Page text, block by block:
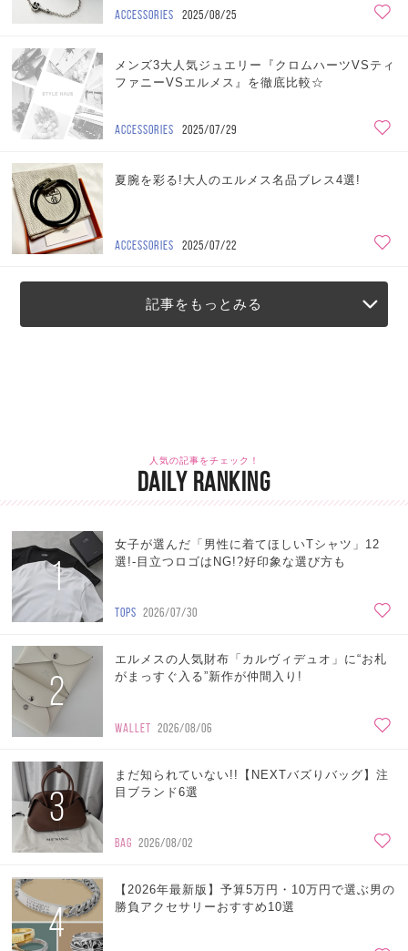
ACCESSORIES 2025/08/25
メンズ3大人気ジュエリー『クロムハーツVSティ
ファニーVSエルメス』を徹底比較☆
ACCESSORIES 2025/07/29
夏腕を彩る!大人のエルメス名品ブレス4選!
ACCESSORIES 2025/07/22
記事をもっとみる
人気の記事をチェック！
DAILY RANKING
1
女子が選んだ「男性に着てほしいTシャツ」12
選!-目立つロゴはNG!?好印象な選び方も
TOPS 2026/07/30
2
エルメスの人気財布「カルヴィデュオ」に“お札
がまっすぐ入る”新作が仲間入り!
WALLET 2026/08/06
3
まだ知られていない!!【NEXTバズりバッグ】注
目ブランド6選
BAG 2026/08/02
4
【2026年最新版】予算5万円・10万円で選ぶ男の
勝負アクセサリーおすすめ10選